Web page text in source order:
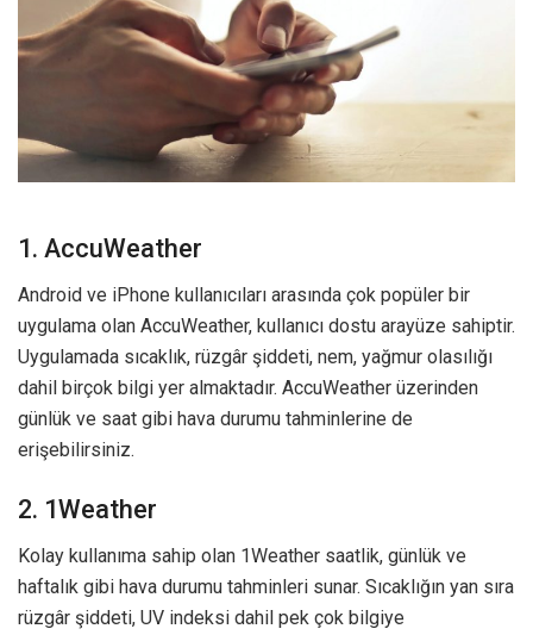
1. AccuWeather
Android ve iPhone kullanıcıları arasında çok popüler bir
uygulama olan AccuWeather, kullanıcı dostu arayüze sahiptir.
Uygulamada sıcaklık, rüzgâr şiddeti, nem, yağmur olasılığı
dahil birçok bilgi yer almaktadır. AccuWeather üzerinden
günlük ve saat gibi hava durumu tahminlerine de
erişebilirsiniz.
2. 1Weather
Kolay kullanıma sahip olan 1Weather saatlik, günlük ve
haftalık gibi hava durumu tahminleri sunar. Sıcaklığın yan sıra
rüzgâr şiddeti, UV indeksi dahil pek çok bilgiye